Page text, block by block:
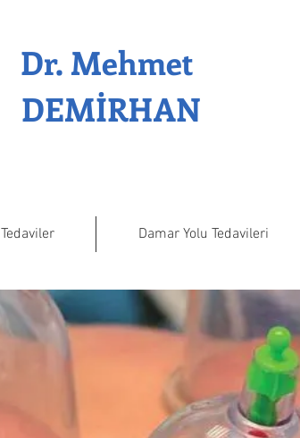
Dr. Mehmet
DEMİRHAN
Tedaviler Damar Yolu Tedavileri